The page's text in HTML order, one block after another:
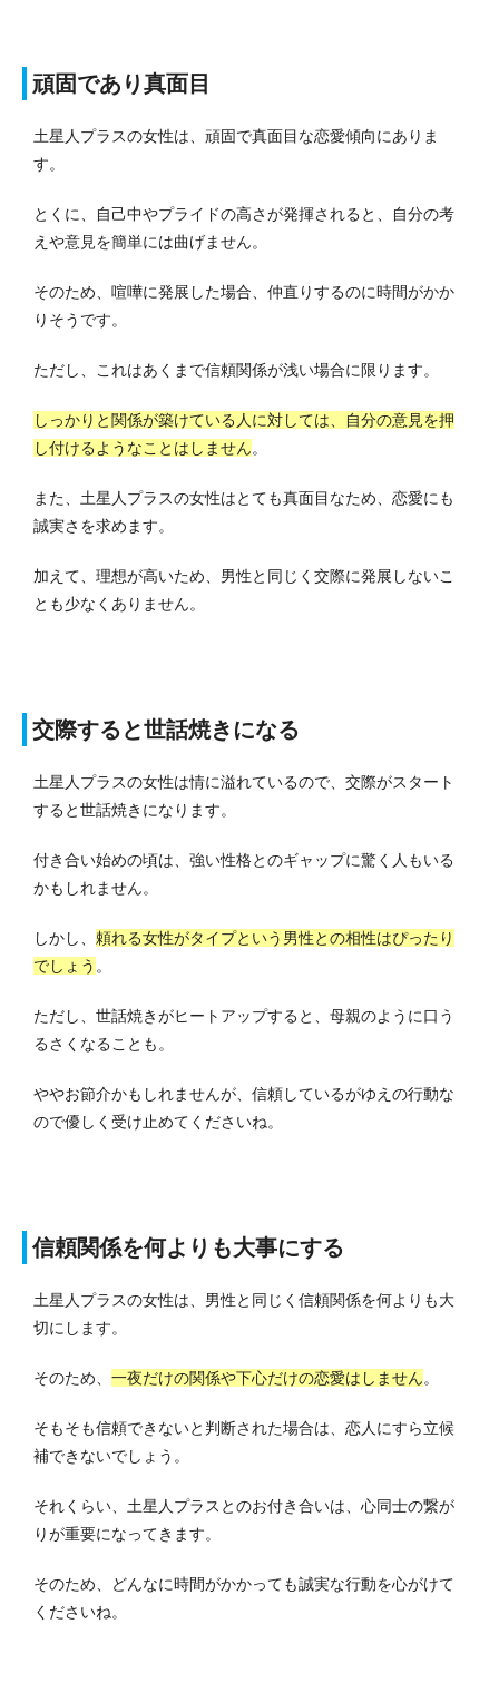
頑固であり真面目
土星人プラスの女性は、頑固で真面目な恋愛傾向にありま
す。
とくに、自己中やプライドの高さが発揮されると、自分の考
えや意見を簡単には曲げません。
そのため、喧嘩に発展した場合、仲直りするのに時間がかか
りそうです。
ただし、これはあくまで信頼関係が浅い場合に限ります。
しっかりと関係が築けている人に対しては、自分の意見を押
し付けるようなことはしません。
また、土星人プラスの女性はとても真面目なため、恋愛にも
誠実さを求めます。
加えて、理想が高いため、男性と同じく交際に発展しないこ
とも少なくありません。
交際すると世話焼きになる
土星人プラスの女性は情に溢れているので、交際がスタート
すると世話焼きになります。
付き合い始めの頃は、強い性格とのギャップに驚く人もいる
かもしれません。
しかし、 頼れる女性がタイプという男性との相性はぴったり
でしょう 。
ただし、世話焼きがヒートアップすると、母親のように口う
るさくなることも。
ややお節介かもしれませんが、信頼しているがゆえの行動な
ので優しく受け止めてくださいね。
信頼関係を何よりも大事にする
土星人プラスの女性は、男性と同じく信頼関係を何よりも大
切にします。
そのため、 一夜だけの関係や下心だけの恋愛はしません。
そもそも信頼できないと判断された場合は、恋人にすら立候
補できないでしょう。
それくらい、土星人プラスとのお付き合いは、心同士の繋が
りが重要になってきます。
そのため、どんなに時間がかかっても誠実な行動を心がけて
くださいね。